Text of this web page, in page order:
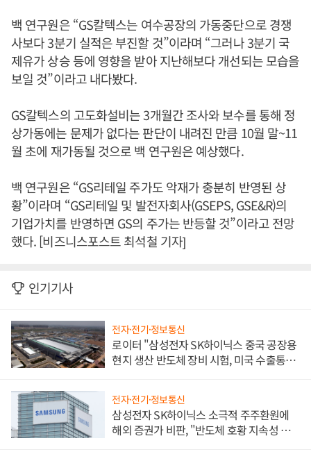
백 연구원은 “GS칼텍스는 여수공장의 가동중단으로 경쟁
사보다 3분기 실적은 부진할 것”이라며 “그러나 3분기 국
제유가 상승 등에 영향을 받아 지난해보다 개선되는 모습을
보일 것”이라고 내다봤다.
GS칼텍스의 고도화설비는 3개월간 조사와 보수를 통해 정
상가동에는 문제가 없다는 판단이 내려진 만큼 10월 말~11
월 초에 재가동될 것으로 백 연구원은 예상했다.
백 연구원은 “GS리테일 주가도 악재가 충분히 반영된 상
황”이라며 “GS리테일 및 발전자회사(GSEPS, GSE&R)의
기업가치를 반영하면 GS의 주가는 반등할 것”이라고 전망
했다. [비즈니스포스트 최석철 기자]
인기기사
전자·전기·정보통신
로이터 "삼성전자 SK하이닉스 중국 공장용
현지 생산 반도체 장비 시험, 미국 수출통제
전자·전기·정보통신
삼성전자 SK하이닉스 소극적 주주환원에
해외 증권가 비판, "반도체 호황 지속성 의